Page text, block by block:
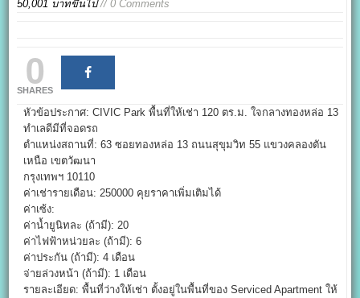
50,001 บาทขึ้นไป// 0 Comments
0
SHARES
หัวข้อประกาศ: CIVIC Park พื้นที่ให้เช่า 120 ตร.ม. ใจกลางทองหล่อ 13
ทำเลดีมีที่จอดรถ
ตำแหน่งสถานที่: 63 ซอยทองหล่อ 13 ถนนสุขุมวิท 55 แขวงคลองตัน
เหนือ เขตวัฒนา
กรุงเทพฯ 10110
ค่าเช่ารายเดือน: 250000 คุยราคาเพิ่มเติมได้
ค่าเซ้ง:
ค่าน้ำยูนิทละ (ถ้ามี): 20
ค่าไฟฟ้าหน่วยละ (ถ้ามี): 6
ค่าประกัน (ถ้ามี): 4 เดือน
จ่ายล่วงหน้า (ถ้ามี): 1 เดือน
รายละเอียด: พื้นที่ว่างให้เช่า ตั้งอยู่ในพื้นที่ของ Serviced Apartment ให้